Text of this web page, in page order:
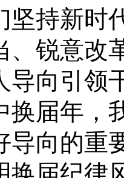
坚持新时
、锐意改
导向引领
换届年，
导向的重